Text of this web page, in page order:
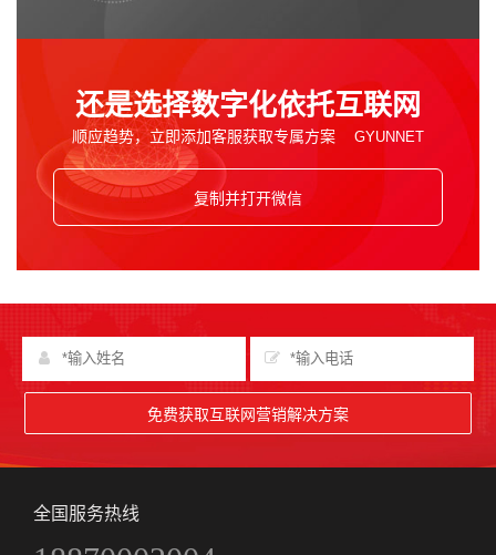
还是选择数字化依托互联网
顺应趋势，立即添加客服获取专属方案
复制并打开微信
免费获取互联网营销解决方案
全国服务热线